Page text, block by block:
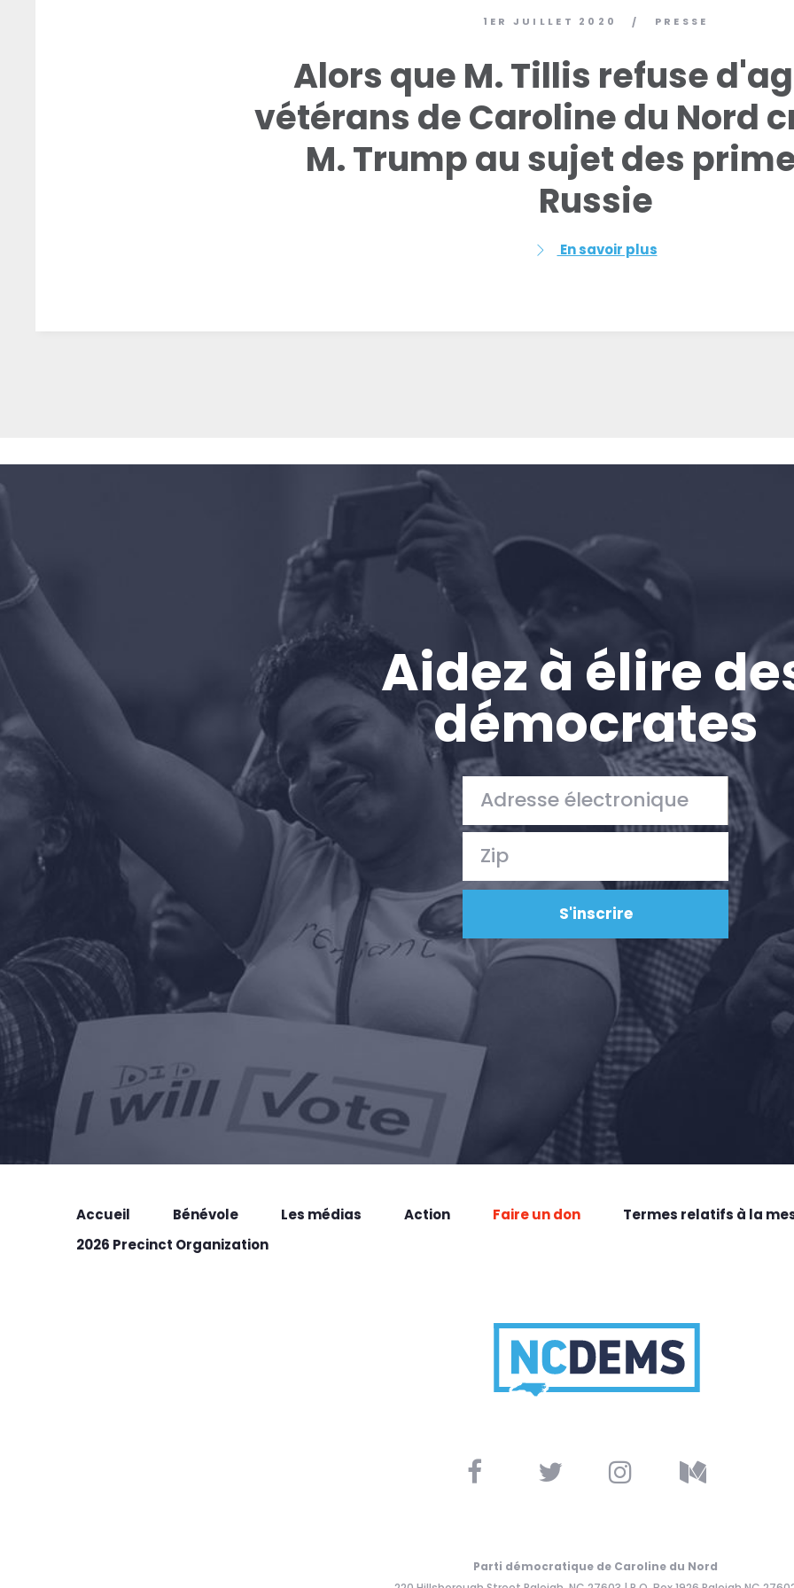
Travailler avec nous
Presse
Votre fête
Faire un don
1ER JUILLET 2020 / PRESSE
Alors que M. Tillis refuse
vétérans de Caroline du Nord
M. Trump au sujet des
Russie
En savoir plus
Aidez à élire
démocrates
Accueil Bénévole Les médias Action Faire un don
Termes relatifs à la
2026 Precinct Organization
Parti démocratique de Caroline du Nord